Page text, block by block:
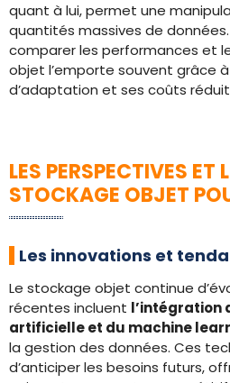
quant à lui, permet une
quantités massives de données.
comparer les performances et
objet l’emporte souvent grâce
d’adaptation et ses coûts
LES PERSPECTIVES ET
STOCKAGE OBJET
Les innovations et
Le stockage objet continue
récentes incluent l’intégration
artificielle et du machine
la gestion des données. Ces
d’anticiper les besoins futurs,